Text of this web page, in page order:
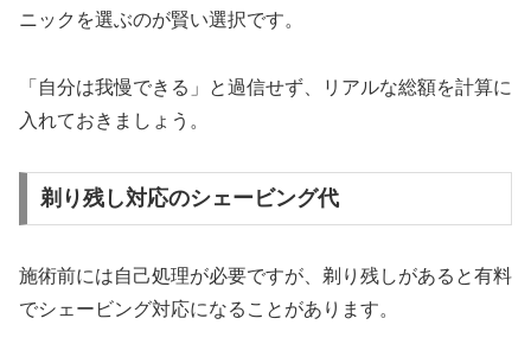
ニックを選ぶのが賢い選択です。
「自分は我慢できる」と過信せず、リアルな総額を計算に
入れておきましょう。
剃り残し対応のシェービング代
施術前には自己処理が必要ですが、剃り残しがあると有料
でシェービング対応になることがあります。